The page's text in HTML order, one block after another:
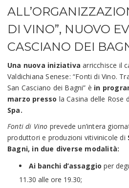
DI VINO”, NUOVO
CASCIANO DEI
Una nuova iniziativa arricchisce il
Valdichiana Senese: “Fonti di Vino.
San Casciano dei Bagni” è in
marzo presso la Casina delle Rose
Spa.
Fonti di Vino prevede un’intera
produttori e produzioni vitivinicole di
Bagni, in due diverse modalità:
Ai banchi d’assaggio per
11.30 alle ore 19.30;